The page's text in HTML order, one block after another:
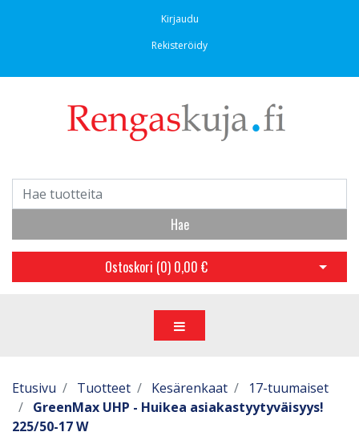
Kirjaudu
Rekisteröidy
Hae
Ostoskori (0) 0,00 € Avaa
Etusivu Tuotteet Kesärenkaat
17-tuumaiset
GreenMax UHP - Huikea asiakastyytyväisyys!
225/50-17 W